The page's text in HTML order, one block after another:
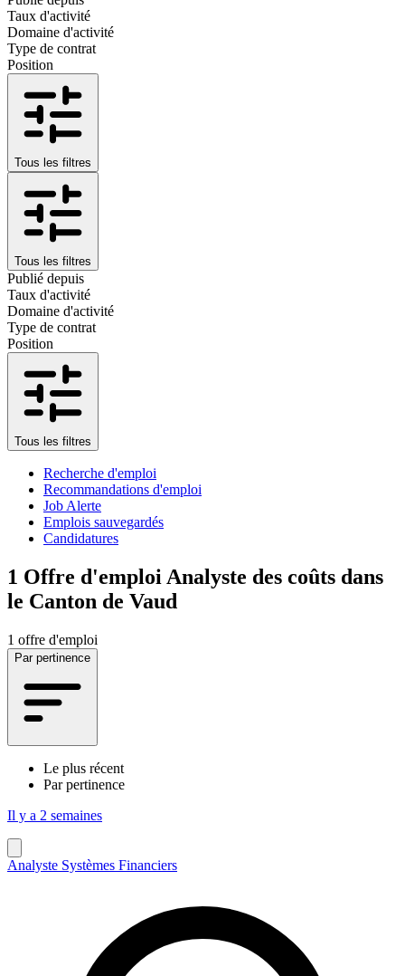
Taux d'activité
Domaine d'activité
Type de contrat
Position
Tous les filtres
Tous les filtres
Publié depuis
Taux d'activité
Domaine d'activité
Type de contrat
Position
Tous les filtres
Recherche d'emploi
Recommandations d'emploi
Job Alerte
Emplois sauvegardés
Candidatures
1 Offre d'emploi Analyste des coûts dans
le Canton de Vaud
1 offre d'emploi
Par pertinence
Le plus récent
Par pertinence
Il y a 2 semaines
Analyste Systèmes Financiers